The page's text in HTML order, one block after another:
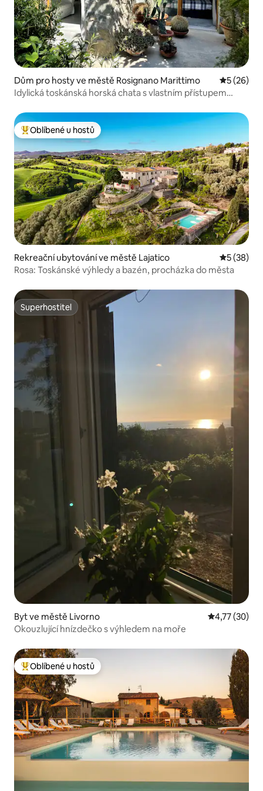
Dům pro hosty ve městě Rosignano Marittimo Průměrné
5 (26)
Idylická toskánská horská chata s vlastním přístupem
Nejlepší v kategorii Oblíbené u hostů
Oblíbené u hostů
Rekreační ubytování ve městě Lajatico Průměrné
5 (38)
Rosa: Toskánské výhledy a bazén, procházka do města
Superhostitel
Superhostitel
Byt ve městě Livorno Průměrné
4,77 (30)
Okouzlující hnízdečko s výhledem na moře
Nejlepší v kategorii Oblíbené u hostů
Oblíbené u hostů